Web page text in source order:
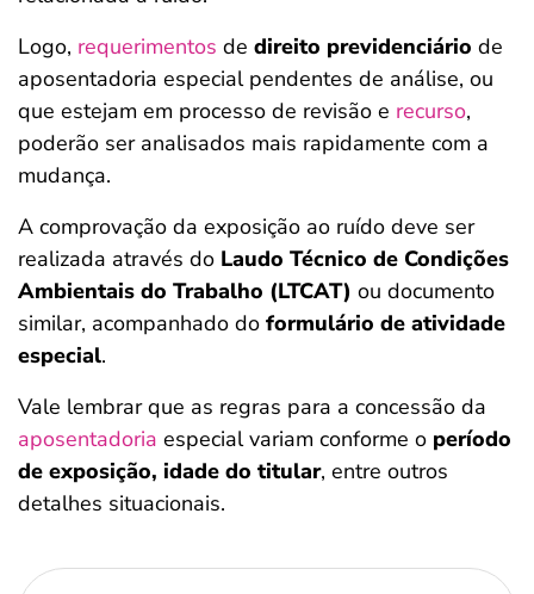
Logo, requerimentos de direito previdenciário de
aposentadoria especial pendentes de análise, ou
que estejam em processo de revisão e recurso,
poderão ser analisados mais rapidamente com a
mudança.
A comprovação da exposição ao ruído deve ser
realizada através do Laudo Técnico de Condições
Ambientais do Trabalho (LTCAT) ou documento
similar, acompanhado do formulário de atividade
especial.
Vale lembrar que as regras para a concessão da
aposentadoria especial variam conforme o período
de exposição, idade do titular, entre outros
detalhes situacionais.